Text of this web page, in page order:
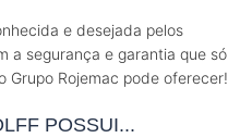
e desejada pelos
a segurança e garantia que só
Grupo Rojemac pode oferecer!
POSSUI...